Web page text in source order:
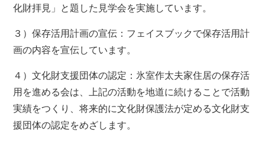
化財拝見」と題した見学会を実施しています。
３）保存活用計画の宣伝：フェイスブックで保存活用計
画の内容を宣伝しています。
４）文化財支援団体の認定：氷室作太夫家住居の保存活
用を進める会は、上記の活動を地道に続けることで活動
実績をつくり、将来的に文化財保護法が定める文化財支
援団体の認定をめざします。